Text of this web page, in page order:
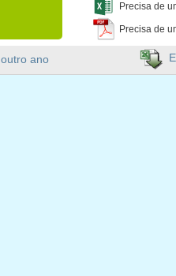
Precisa de
Precisa de
..outro ano